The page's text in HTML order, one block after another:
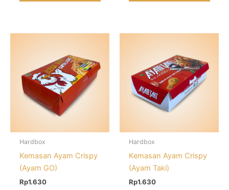
Hardbox
Kemasan Ayam Crispy
(Ayam GO)
Rp1.630
Hardbox
Kemasan Ayam Crispy
(Ayam Taki)
Rp1.630